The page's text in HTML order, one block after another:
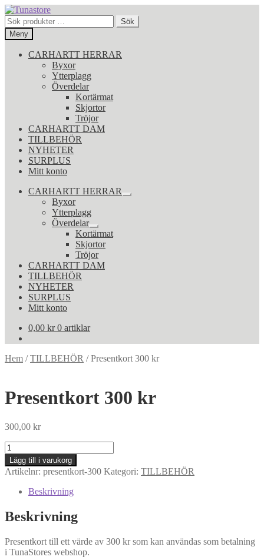
Hoppa
till
navigering
Hoppa
till
innehåll
Sök
efter:
Sök
Meny
CARHARTT HERRAR
Byxor
Ytterplagg
Överdelar
Kortärmat
Skjortor
Tröjor
CARHARTT DAM
TILLBEHÖR
NYHETER
SURPLUS
Mitt konto
CARHARTT HERRAR
Expandera
Byxor
Ytterplagg
Överdelar
Expandera
undermeny
Kortärmat
Skjortor
Tröjor
CARHARTT DAM
TILLBEHÖR
NYHETER
SURPLUS
Mitt konto
0,00 kr 0 artiklar
Hem /TILLBEHÖR /Presentkort 300 kr
Presentkort 300 kr
300,00 kr
Presentkort
300
kr
mängd
Lägg till i varukorg
Artikelnr: presentkort-300 Kategori: TILLBEHÖR
Beskrivning
Beskrivning
Presentkort till ett värde av 300 kr som kan användas som betalning
i TunaStores webshop.